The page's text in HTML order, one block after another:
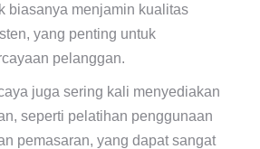
biasanya menjamin kualitas
yang penting untuk
pelanggan.
juga sering kali menyediakan
seperti pelatihan penggunaan
pemasaran, yang dapat sangat